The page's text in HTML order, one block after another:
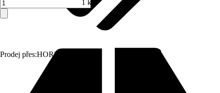
Prodej přes:HORNBACH
1 ks